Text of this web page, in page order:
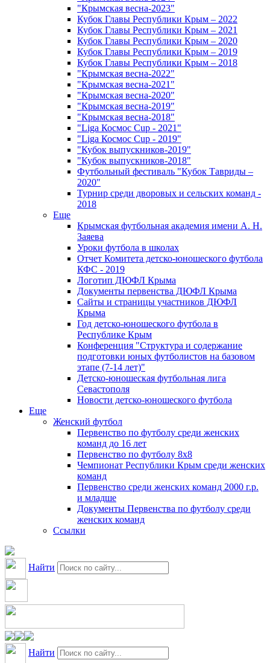
"Крымская весна-2023"
Кубок Главы Республики Крым – 2022
Кубок Главы Республики Крым – 2021
Кубок Главы Республики Крым – 2020
Кубок Главы Республики Крым – 2019
Кубок Главы Республики Крым – 2018
"Крымская весна-2022"
"Крымская весна-2021"
"Крымская весна-2020"
"Крымская весна-2019"
"Крымская весна-2018"
"Liga Космос Cup - 2021"
"Liga Космос Cup - 2019"
"Кубок выпускников-2019"
"Кубок выпускников-2018"
Футбольный фестиваль "Кубок Тавриды –
2020"
Турнир среди дворовых и сельских команд -
2018
Еще
Крымская футбольная академия имени А. Н.
Заяева
Уроки футбола в школах
Отчет Комитета детско-юношеского футбола
КФС - 2019
Логотип ДЮФЛ Крыма
Документы первенства ДЮФЛ Крыма
Сайты и страницы участников ДЮФЛ
Крыма
Год детско-юношеского футбола в
Республике Крым
Конференция "Структура и содержание
подготовки юных футболистов на базовом
этапе (7-14 лет)"
Детско-юношеская футбольная лига
Севастополя
Новости детско-юношеского футбола
Еще
Женский футбол
Первенство по футболу среди женских
команд до 16 лет
Первенство по футболу 8х8
Чемпионат Республики Крым среди женских
команд
Первенство среди женских команд 2000 г.р.
и младше
Документы Первенства по футболу среди
женских команд
Ссылки
Найти
Найти